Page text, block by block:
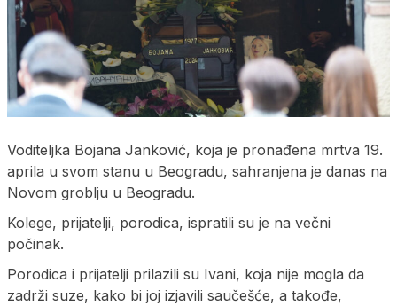
Voditeljka Bojana Janković, koja je pronađena mrtva 19.
aprila u svom stanu u Beogradu, sahranjena je danas na
Novom groblju u Beogradu.
Kolege, prijatelji, porodica, ispratili su je na večni
počinak.
Porodica i prijatelji prilazili su Ivani, koja nije mogla da
zadrži suze, kako bi joj izjavili saučešće, a takođe,